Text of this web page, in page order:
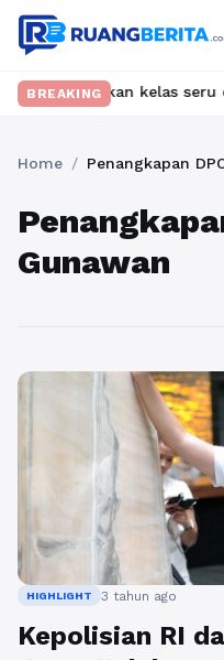
BREAKINGkelas seru dan
Home / Penangkapan
Gunawan
HIGHLIGHT 3 tahun ago
Kepolisian RI